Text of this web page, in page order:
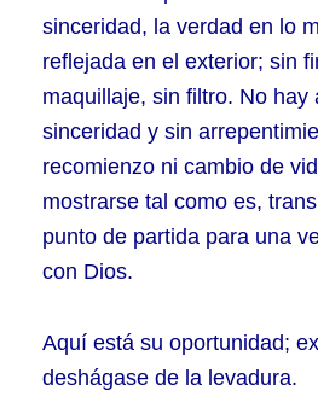
sinceridad, la verdad en lo
reflejada en el exterior; sin
maquillaje, sin filtro. No hay
sinceridad y sin
recomienzo ni cambio de
mostrarse tal como es,
punto de partida para una
con Dios.
Aquí está su oportunidad;
deshágase de la levadura.